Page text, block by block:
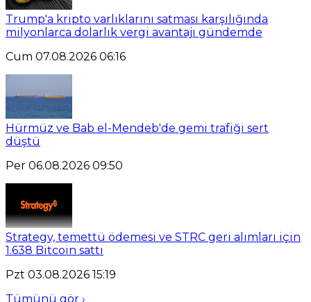
Trump'a kripto varlıklarını satması karşılığında
milyonlarca dolarlık vergi avantajı gündemde
Cum 07.08.2026 06:16
Hürmüz ve Bab el-Mendeb'de gemi trafiği sert
düştü
Per 06.08.2026 09:50
Strategy, temettü ödemesi ve STRC geri alımları için
1.638 Bitcoin sattı
Pzt 03.08.2026 15:19
Tümünü gör ›